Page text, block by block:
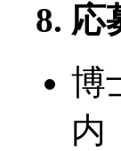
8. 応
博
内